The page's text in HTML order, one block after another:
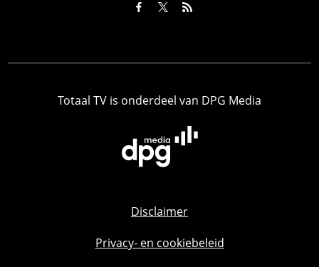
Totaal TV is onderdeel van DPG Media
Disclaimer
Privacy- en cookiebeleid